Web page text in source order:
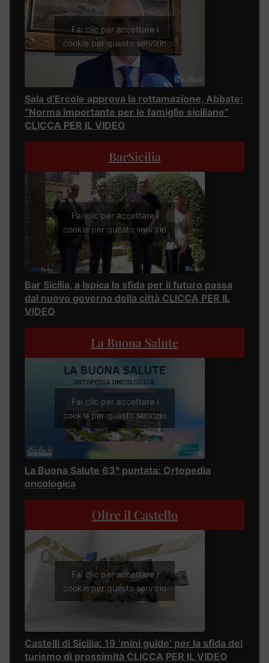
Fai clic per accettare i
cookie per questo servizio
Sala d’Ercole approva la rottamazione, Abbate:
“Norma importante per le famiglie siciliane”
CLICCA PER IL VIDEO
BarSicilia
Fai clic per accettare i
cookie per questo servizio
Bar Sicilia, a Ispica la sfida per il futuro passa
dal nuovo governo della città CLICCA PER IL
VIDEO
La Buona Salute
Fai clic per accettare i
cookie per questo servizio
La Buona Salute 63° puntata: Ortopedia
oncologica
Oltre il Castello
Fai clic per accettare i
cookie per questo servizio
Castelli di Sicilia: 19 ‘mini guide’ per la sfida del
turismo di prossimità CLICCA PER IL VIDEO